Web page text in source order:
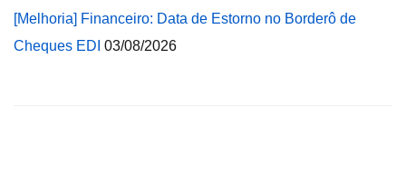
[Melhoria] Financeiro: Data de Estorno no Borderô de
Cheques EDI 03/08/2026